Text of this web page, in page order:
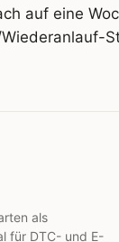
auf eine
als
für DTC- und E-